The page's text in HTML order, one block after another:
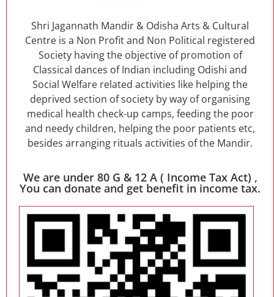
Shri Jagannath Mandir & Odisha Arts & Cultural
Centre is a Non Profit and Non Political registered
Society having the objective of promotion of
Classical dances of Indian including Odishi and
Social Welfare related activities like helping the
deprived section of society by way of organising
medical health check-up camps, feeding the poor
and needy children, helping the poor patients etc,
besides arranging rituals activities of the Mandir.
We are under 80 G & 12 A ( Income Tax Act) ,
You can donate and get benefit in income tax.